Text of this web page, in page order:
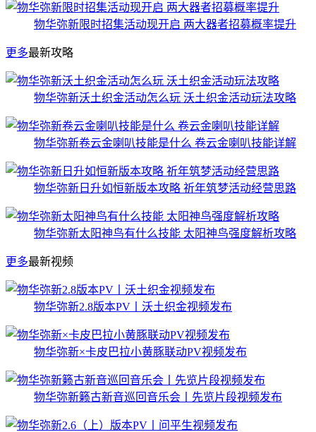
物华弥新限时招集活动现开启 两大器者招募概率提升
更多最新攻略
物华弥新沃土织金活动怎么玩 沃土织金活动玩法攻略
物华弥新卷云金喇叭技能是什么 卷云金喇叭技能详解
物华弥新日升如恒新版本攻略 祈年筑梦活动经营思路
物华弥新太阳神鸟有什么技能 太阳神鸟强度解析攻略
更多最新视频
物华弥新2.8版本PV丨沃土织金​视频发布
物华弥新×卡皮巴拉小黄豚联动PV视频发布
物华弥新籁古新音巡回音乐会丨先览片段视频发布